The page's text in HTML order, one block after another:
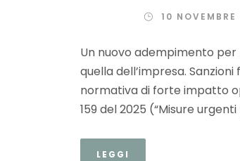
10
Un nuovo adempimento
quella dell’impresa.
normativa di forte impatto
159 del 2025 (“Misure
LEGGI